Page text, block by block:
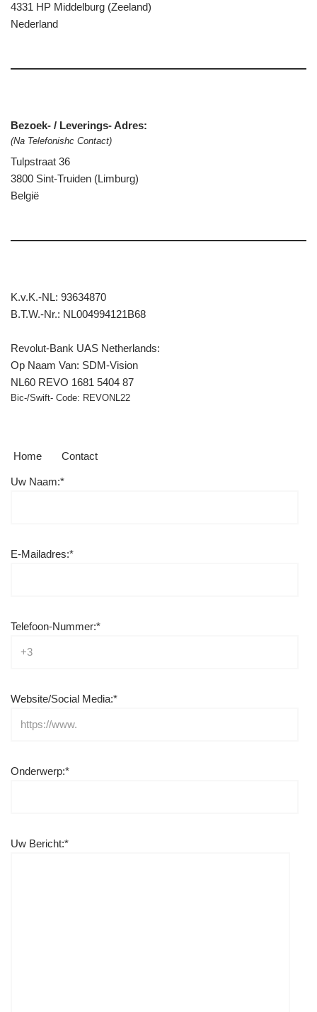
4331 HP Middelburg (Zeeland)
Nederland
Bezoek- / Leverings- Adres:
(Na Telefonishc Contact)
Tulpstraat 36
3800 Sint-Truiden (Limburg)
België
K.v.K.-NL: 93634870
B.T.W.-Nr.: NL004994121B68
Revolut-Bank UAS Netherlands:
Op Naam Van: SDM-Vision
NL60 REVO 1681 5404 87
Bic-/Swift- Code: REVONL22
Home Contact
Uw Naam:*
E-Mailadres:*
Telefoon-Nummer:*
Website/Social Media:*
Onderwerp:*
Uw Bericht:*